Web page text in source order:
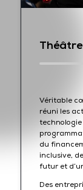
Véritable
réuni les
technologie
du
inclusive,
futur et
Des